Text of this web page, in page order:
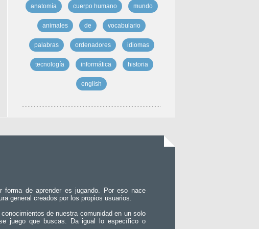
anatomía cuerpo humano mundo
animales de vocabulario
palabras ordenadores idiomas
tecnología informática historia
english
forma de aprender es jugando. Por eso nace
general creados por los propios usuarios.
de nuestra comunidad en un solo
juego que buscas. Da igual lo específico o